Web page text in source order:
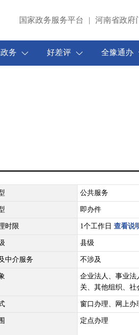
国家政务服务平台 | 河南省政府
务 好差评 全豫通办
公共服务
即办件
时限 1个工作日 查看说
县级
中介服务 不涉及
企业法人、事业法
关、其他组织、社
窗口办理、网上办
定点办理